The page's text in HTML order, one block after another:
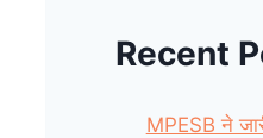
Recent
MPESB ने